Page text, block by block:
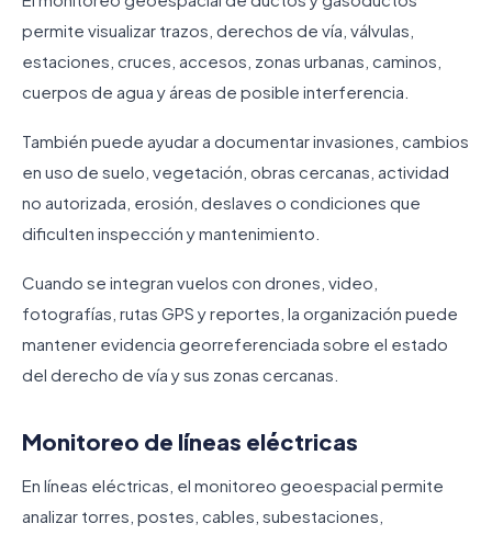
permite visualizar trazos, derechos de vía, válvulas,
estaciones, cruces, accesos, zonas urbanas, caminos,
cuerpos de agua y áreas de posible interferencia.
También puede ayudar a documentar invasiones, cambios
en uso de suelo, vegetación, obras cercanas, actividad
no autorizada, erosión, deslaves o condiciones que
dificulten inspección y mantenimiento.
Cuando se integran vuelos con drones, video,
fotografías, rutas GPS y reportes, la organización puede
mantener evidencia georreferenciada sobre el estado
del derecho de vía y sus zonas cercanas.
Monitoreo de líneas eléctricas
En líneas eléctricas, el monitoreo geoespacial permite
analizar torres, postes, cables, subestaciones,